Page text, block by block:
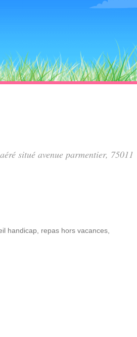
situé avenue parmentier, 75011
handicap repas hors vacances